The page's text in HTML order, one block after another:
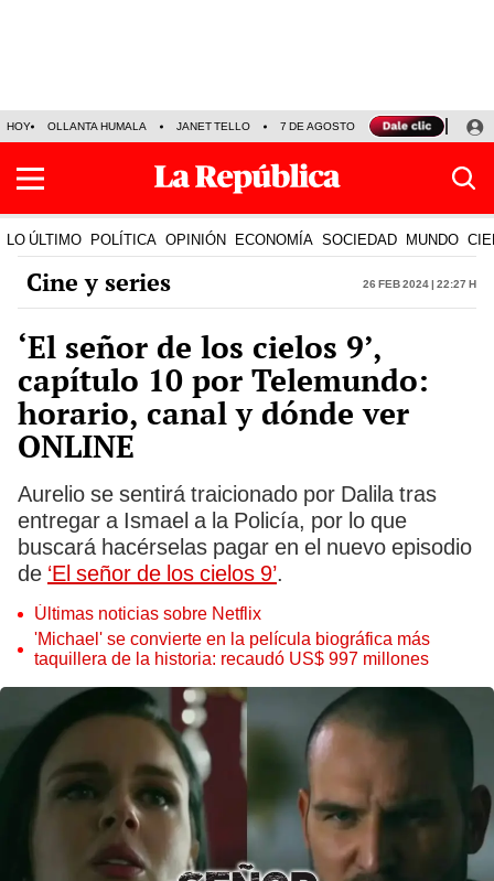
HOY OLLANTA HUMALA JANET TELLO 7 DE AGOSTO TINKA RESULTADOS
LO ÚLTIMO POLÍTICA OPINIÓN ECONOMÍA SOCIEDAD MUNDO
Cine y series 26 Feb 2024 | 22:27 h
‘El señor de los cielos 9’,
capítulo 10 por Telemundo:
horario, canal y dónde ver
ONLINE
Aurelio se sentirá traicionado por Dalila tras
entregar a Ismael a la Policía, por lo que
buscará hacérselas pagar en el nuevo episodio
de ‘El señor de los cielos 9’.
Últimas noticias sobre Netflix
'Michael' se convierte en la película biográfica más
taquillera de la historia: recaudó US$ 997 millones